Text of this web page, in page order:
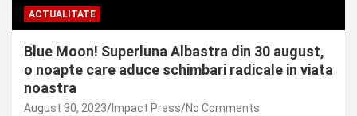
ACTUALITATE
Blue Moon! Superluna Albastra din 30 august,
o noapte care aduce schimbari radicale in viata
noastra
August 30, 2023 Impact Press No Comments